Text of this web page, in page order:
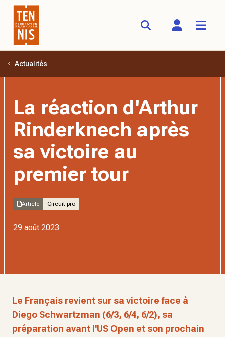
Aller au contenu principal
Actualités
La réaction d'Arthur
Rinderknech après
sa victoire au
premier tour
Article Circuit pro
29 août 2023
Le Français revient sur sa victoire face à
Diego Schwartzman (6/3, 6/4, 6/2), sa
préparation avant l'US Open et son prochain